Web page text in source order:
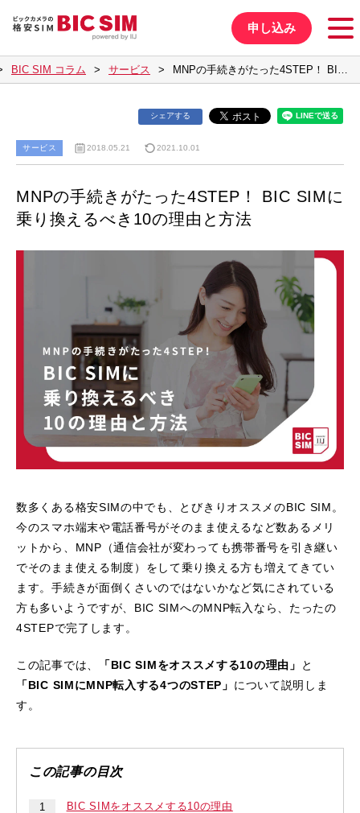
申し込み
BIC SIM コラム サービス MNPの手続きがたった4STEP！ BI…
シェアする
サービス 2018.05.21 2021.10.01
MNPの手続きがたった4STEP！ BIC SIMに
乗り換えるべき10の理由と方法
数多くある格安SIMの中でも、とびきりオススメのBIC SIM。
今のスマホ端末や電話番号がそのまま使えるなど数あるメリ
ットから、MNP（通信会社が変わっても携帯番号を引き継い
でそのまま使える制度）をして乗り換える方も増えてきてい
ます。手続きが面倒くさいのではないかなど気にされている
方も多いようですが、BIC SIMへのMNP転入なら、たったの
4STEPで完了します。
この記事では、 「BIC SIMをオススメする10の理由」
と
「BIC SIMにMNP転入する4つのSTEP」 について説明しま
す。
BIC SIMをオススメする10の理由